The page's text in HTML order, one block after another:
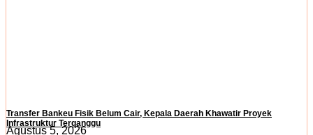
Transfer Bankeu Fisik Belum Cair, Kepala Daerah Khawatir Proyek
Infrastruktur Terganggu
Agustus 5, 2026